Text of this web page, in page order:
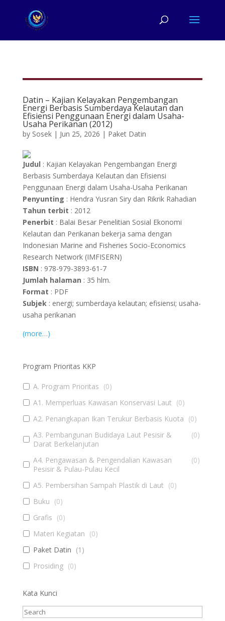
Datin – Kajian Kelayakan Pengembangan
Energi Berbasis Sumberdaya Kelautan dan
Efisiensi Penggunaan Energi dalam Usaha-
Usaha Perikanan (2012)
by Sosek| Jun 25, 2026 | Paket Datin
Judul : Kajian Kelayakan Pengembangan Energi
Berbasis Sumberdaya Kelautan dan Efisiensi
Penggunaan Energi dalam Usaha-Usaha Perikanan
Penyunting : Hendra Yusran Siry dan Rikrik Rahadian
Tahun terbit : 2012
Penerbit : Balai Besar Penelitian Sosial Ekonomi
Kelautan dan Perikanan bekerja sama dengan
Indonesian Marine and Fisheries Socio-Economics
Research Network (IMFISERN)
ISBN : 978-979-3893-61-7
Jumlah halaman : 35 hlm.
Format : PDF
Subjek: energi; sumberdaya kelautan; efisiensi; usaha-
usaha perikanan
(more…)
Program Prioritas KKP
A. Program Prioritas (0)
A1. Memperluas Kawasan Konservasi Laut (0)
A2. Penangkapan Ikan Terukur Berbasis Kuota (0)
A3. Pembangunan Budidaya Laut Pesisir &
Darat Berkelanjutan
(0)
A4. Pengawasan & Pengendalian Kawasan
Pesisir & Pulau-Pulau Kecil
(0)
A5. Pembersihan Sampah Plastik di Laut (0)
Buku (0)
Grafis (0)
Materi Kegiatan (0)
Paket Datin (1 )
Prosiding (0)
Kata Kunci